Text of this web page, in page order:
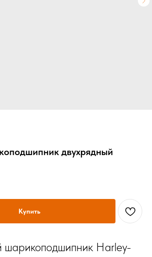
двухрядный
Купить
шарикоподшипник Harley-